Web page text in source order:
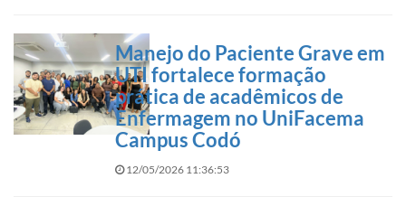
Manejo do Paciente Grave em
UTI fortalece formação
prática de acadêmicos de
Enfermagem no UniFacema
Campus Codó
12/05/2026 11:36:53